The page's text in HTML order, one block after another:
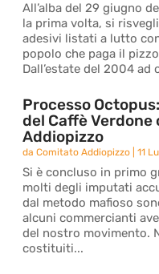
All’alba del 29 giugno
la prima volta, si
adesivi listati a lutto
popolo che paga il
Dall’estate del 2004 ad
Processo
del Caffè Verdone
Addiopizzo
daComitato Addiopizzo |11
Si è concluso in primo
molti degli imputati
dal metodo mafioso
alcuni commercianti
del nostro movimento.
costituiti...